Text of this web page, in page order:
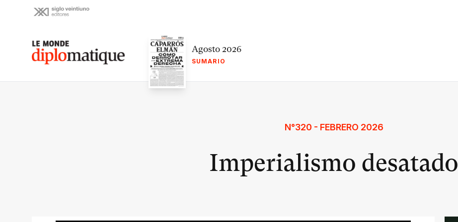
Le monde diplomatique Agosto 2026
SUMARIO
N°320 - FEBRERO 2026
Imperialismo desatado